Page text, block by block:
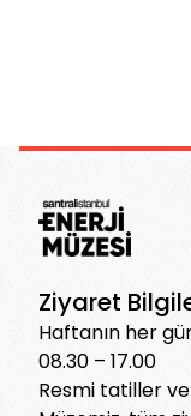
Ziyaret
Haftanın her
08.30 – 17.00
Resmi tatiller ve